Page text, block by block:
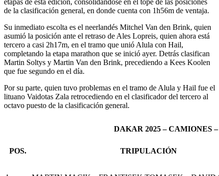
etapas de esta edición, consolidándose en el tope de las posiciones
de la clasificación general, en donde cuenta con 1h56m de ventaja.
Su inmediato escolta es el neerlandés Mitchel Van den Brink, quien
asumió la posición ante el retraso de Ales Lopreis, quien ahora está
tercero a casi 2h17m, en el tramo que unió Alula con Hail,
completando la etapa marathon que se inició ayer. Detrás clasifican
Martin Soltys y Martin Van den Brink, precediendo a Kees Koolen
que fue segundo en el día.
Por su parte, quien tuvo problemas en el tramo de Alula y Hail fue el
lituano Vaidotas Zala retrocediendo en el clasificador del tercero al
octavo puesto de la clasificación general.
DAKAR 2025 – CAMIONES
POS. TRIPULACIÓN